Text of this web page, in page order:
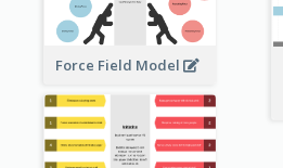
Force Field Model